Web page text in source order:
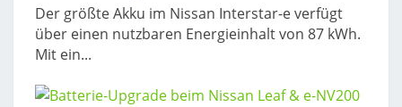
Der größte Akku im Nissan Interstar-e verfügt
über einen nutzbaren Energieinhalt von 87 kWh.
Mit ein...